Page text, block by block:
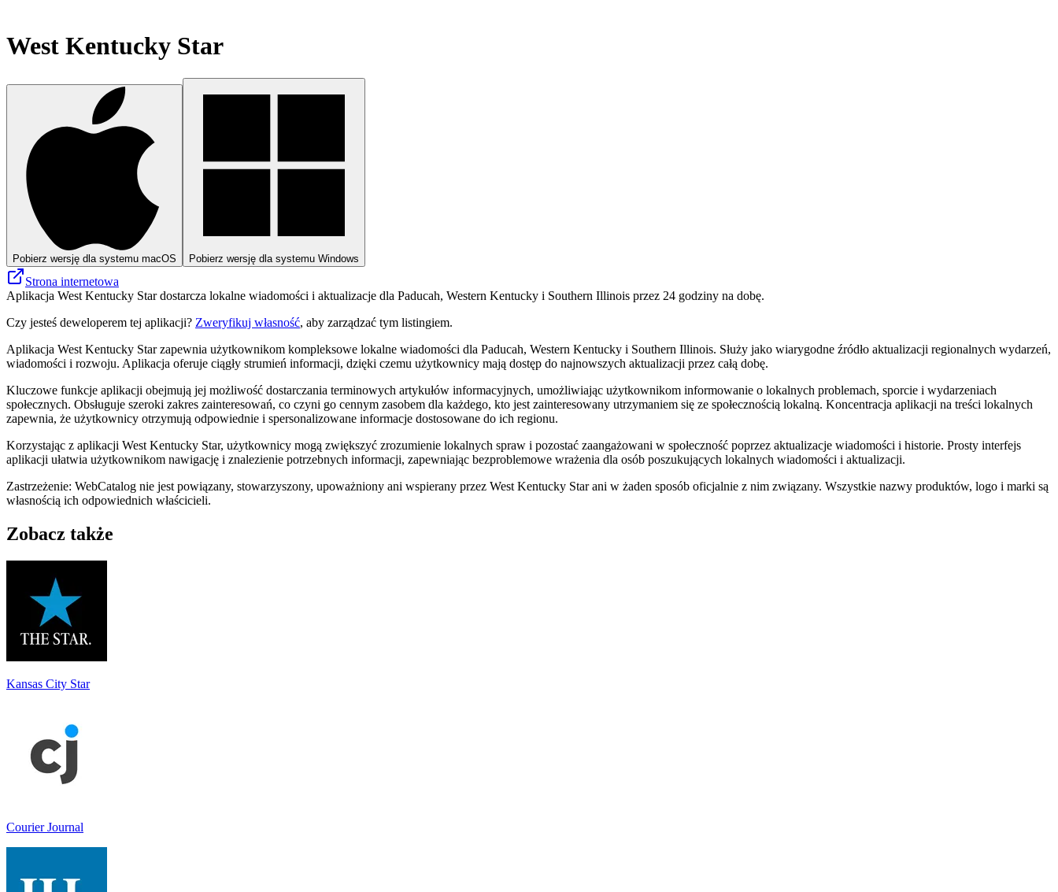
West Kentucky Star
Pobierz wersję dla systemu macOS Pobierz wersję dla systemu Windows
Strona internetowa
Aplikacja West Kentucky Star dostarcza lokalne wiadomości i aktualizacje dla Paducah, Western Kentucky i Southern Illinois przez 24 godziny na dobę.
Czy jesteś deweloperem tej aplikacji? Zweryfikuj własność, aby zarządzać tym listingiem.
Aplikacja West Kentucky Star zapewnia użytkownikom kompleksowe lokalne wiadomości dla Paducah, Western Kentucky i Southern Illinois. Służy jako wiarygodne źródło aktualizacji regionalnych wydarzeń,
wiadomości i rozwoju. Aplikacja oferuje ciągły strumień informacji, dzięki czemu użytkownicy mają dostęp do najnowszych aktualizacji przez całą dobę.
Kluczowe funkcje aplikacji obejmują jej możliwość dostarczania terminowych artykułów informacyjnych, umożliwiając użytkownikom informowanie o lokalnych problemach, sporcie i wydarzeniach
społecznych. Obsługuje szeroki zakres zainteresowań, co czyni go cennym zasobem dla każdego, kto jest zainteresowany utrzymaniem się ze społecznością lokalną. Koncentracja aplikacji na treści lokalnych
zapewnia, że ​​użytkownicy otrzymują odpowiednie i spersonalizowane informacje dostosowane do ich regionu.
Korzystając z aplikacji West Kentucky Star, użytkownicy mogą zwiększyć zrozumienie lokalnych spraw i pozostać zaangażowani w społeczność poprzez aktualizacje wiadomości i historie. Prosty interfejs
aplikacji ułatwia użytkownikom nawigację i znalezienie potrzebnych informacji, zapewniając bezproblemowe wrażenia dla osób poszukujących lokalnych wiadomości i aktualizacji.
Zastrzeżenie: WebCatalog nie jest powiązany, stowarzyszony, upoważniony ani wspierany przez West Kentucky Star ani w żaden sposób oficjalnie z nim związany. Wszystkie nazwy produktów, logo i marki są
własnością ich odpowiednich właścicieli.
Zobacz także
Kansas City Star
Courier Journal